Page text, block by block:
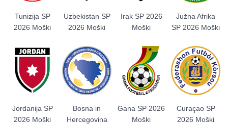
Tunizija SP
2026 Moški
Uzbekistan SP
2026 Moški
Irak SP 2026
Moški
Južna Afrika
SP 2026 Moški
Jordanija SP
2026 Moški
Bosna in
Hercegovina
Gana SP 2026
Moški
Curaçao SP
2026 Moški